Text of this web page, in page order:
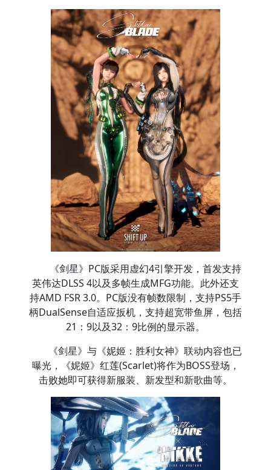
《剑星》PC版采用虚幻4引擎开发，首发支持
英伟达DLSS 4以及多帧生成MFG功能。此外还支
持AMD FSR 3.0。PC版没有帧数限制，支持PS5手
柄DualSense自适应扳机，支持超宽带鱼屏，包括
21：9以及32：9比例的显示器。
《剑星》与《妮姬：胜利女神》联动内容也已
曝光，《妮姬》红莲(Scarlet)将作为BOSS登场，
击败她即可获得新服装、新发型和新歌曲等。